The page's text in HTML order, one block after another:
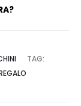
TAG: